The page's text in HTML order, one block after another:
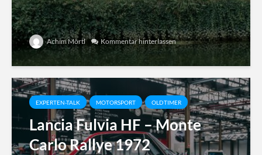
Achim Mörtl Kommentar hinterlassen
EXPERTEN-TALK MOTORSPORT OLDTIMER
Lancia Fulvia HF – Monte
Carlo Rallye 1972